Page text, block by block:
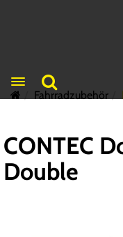
Toggle navigation
Fahrradzubehör
CONTEC
Double